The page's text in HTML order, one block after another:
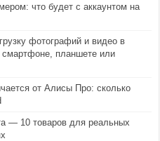
что будет с аккаунтом на
фотографий и видео в
планшете или
от Алисы Про: сколько
— 10 товаров для реальных